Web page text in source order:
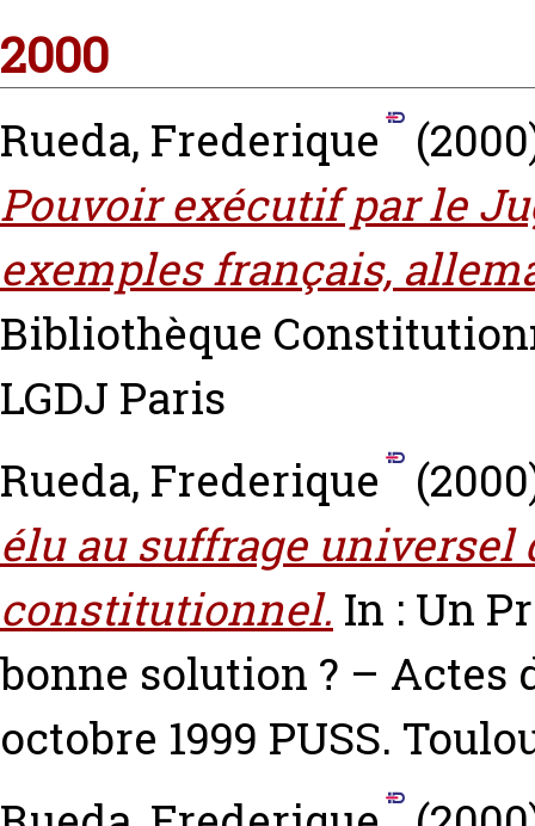
2000
Rueda, Frederique
Pouvoir exécutif par le
exemples français,
Bibliothèque
LGDJ Paris
Rueda, Frederique
élu au suffrage universel
constitutionnel. In : Un
bonne solution ? – Actes
octobre 1999 PUSS.